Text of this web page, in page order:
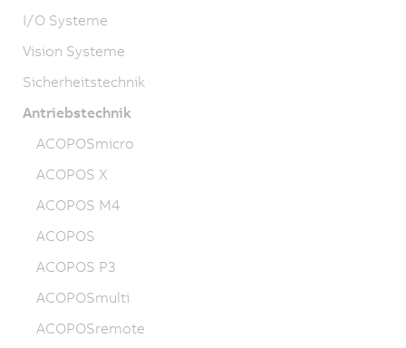
I/O Systeme
Vision Systeme
Sicherheitstechnik
Antriebstechnik
ACOPOSmicro
ACOPOS X
ACOPOS M4
ACOPOS
ACOPOS P3
ACOPOSmulti
ACOPOSremote